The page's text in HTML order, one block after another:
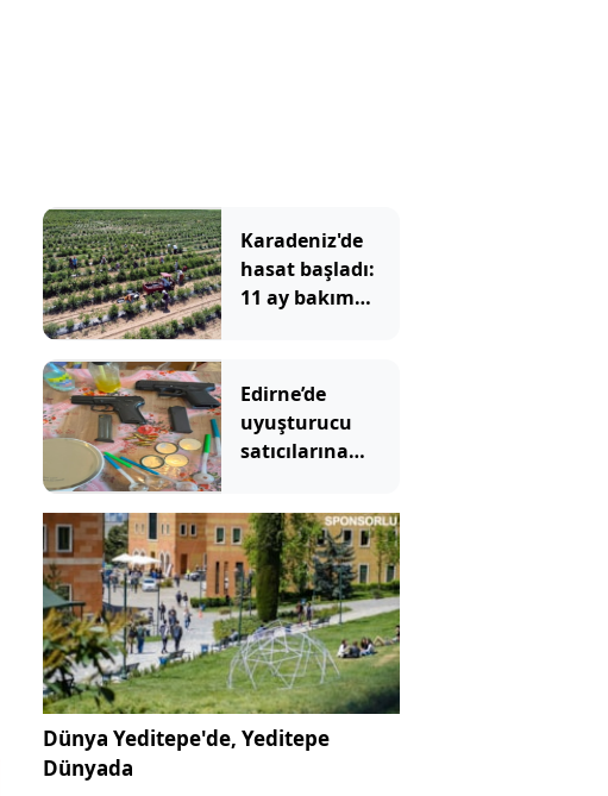
Karadeniz'de
hasat başladı:
11 ay bakım
Edirne’de
uyuşturucu
satıcılarına
tutuklama
Dünya Yeditepe'de, Yeditepe
Dünyada